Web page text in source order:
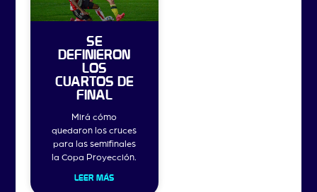
SE
DEFINIERON
LOS
CUARTOS DE
FINAL
Mirá cómo
quedaron los cruces
para las semifinales
la Copa Proyección.
LEER MÁS